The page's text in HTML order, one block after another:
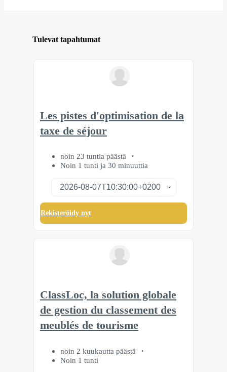
Tulevat tapahtumat
Les pistes d'optimisation de la
taxe de séjour
noin 23 tuntia päästä
Noin 1 tunti ja 30 minuuttia
Rekisteröidy nyt
ClassLoc, la solution globale
de gestion du classement des
meublés de tourisme
noin 2 kuukautta päästä
Noin 1 tunti